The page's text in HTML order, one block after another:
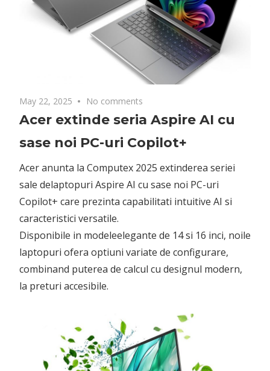
May 22, 2025 No comments
Acer extinde seria Aspire AI cu
sase noi PC-uri Copilot+
Acer anunta la Computex 2025 extinderea seriei
sale delaptopuri Aspire AI cu sase noi PC-uri
Copilot+ care prezinta capabilitati intuitive AI si
caracteristici versatile.
Disponibile in modeleelegante de 14 si 16 inci, noile
laptopuri ofera optiuni variate de configurare,
combinand puterea de calcul cu designul modern,
la preturi accesibile.